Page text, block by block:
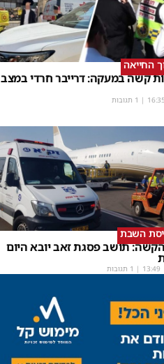
החייאה
קשה במעקה: דרייבר חרדי במצב
| 1 תגובות
השבת
תושב פסגת זאב יובא היום
13:49 | 1 תגובות